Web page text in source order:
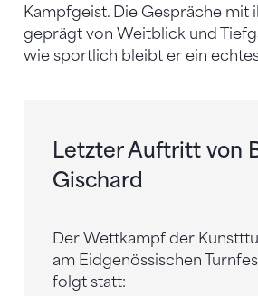
Kampfgeist. Die Gespräche mit
geprägt von Weitblick und
wie sportlich bleibt er ein
Letzter Auftritt von
Gischard
Der Wettkampf der
am Eidgenössischen
folgt statt: